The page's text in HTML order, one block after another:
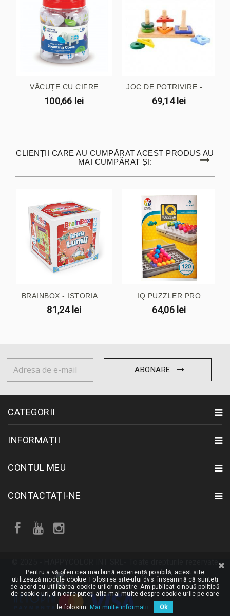
VĂCUȚE CU CIFRE
100,66 lei
JOC DE POTRIVIRE - ...
69,14 lei
CLIENȚII CARE AU CUMPĂRAT ACEST PRODUS AU
MAI CUMPĂRAT ȘI:
BRAINBOX - ISTORIA ...
81,24 lei
IQ PUZZLER PRO
64,06 lei
ABONARE
CATEGORII
INFORMAȚII
CONTUL MEU
CONTACTAȚI-NE
Pentru a vă oferi cea mai bună experiență posibilă, acest site
utilizează module cookie. Folosirea site-ului dvs. înseamnă că sunteți
de acord cu utilizarea cookie-urilor noastre. Am publicat o nouă politică
de cookie-uri, din care puteți afla mai multe despre cookie-urile pe care
le folosim. Mai multe informatii Ok